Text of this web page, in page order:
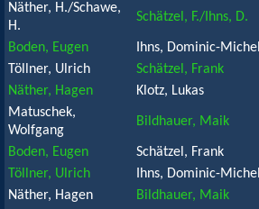
Näther, H./Schawe,
H.
Schätzel, F./Ihns, D.
Boden, Eugen Ihns, Dominic-Michel
Töllner, Ulrich
Schätzel, Frank
Näther, Hagen
Klotz, Lukas
Matuschek,
Wolfgang
Bildhauer, Maik
Boden, Eugen Schätzel, Frank
Töllner, Ulrich
Ihns, Dominic-Michel
Näther, Hagen
Bildhauer, Maik